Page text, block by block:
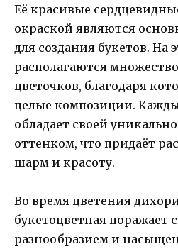
Её красивые
окраской являются
для создания букетов. На
располагаются
цветочков, благодаря
целые композиции.
обладает своей
оттенком, что придаёт
шарм и красоту.
Во время цветения
букетоцветная поражает
разнообразием и